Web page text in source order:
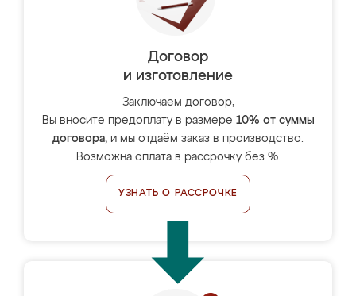
Договор
и изготовление
Заключаем договор,
Вы вносите предоплату в размере 10% от суммы
договора, и мы отдаём заказ в производство.
Возможна оплата в рассрочку без %.
УЗНАТЬ О РАССРОЧКЕ